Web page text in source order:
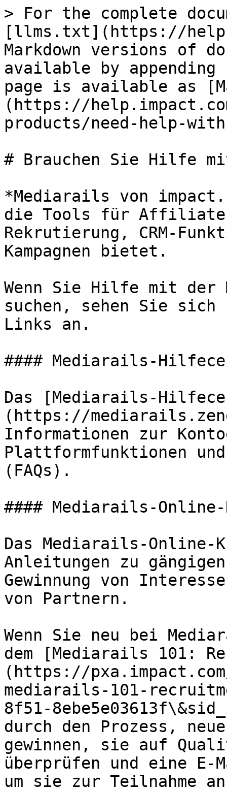
> For the complete
[llms.txt](https://
Markdown versions of
available by
page is available as
(https://
products/need-help-
# Brauchen Sie Hilfe
*Mediarails von
die Tools für
Rekrutierung, CRM-
Kampagnen bietet.
Wenn Sie Hilfe mit
suchen, sehen Sie
Links an.
#### Mediarails-
Das [Mediarails-
(https://
Informationen zur
Plattformfunktionen
(FAQs).
#### Mediarails-Online-
Das Mediarails-Online-
Anleitungen zu
Gewinnung von
von Partnern.
Wenn Sie neu bei
dem [Mediarails 101:
(https://
mediarails-101-
8f51-
durch den Prozess,
gewinnen, sie auf
überprüfen und eine E-
um sie zur Teilnahme